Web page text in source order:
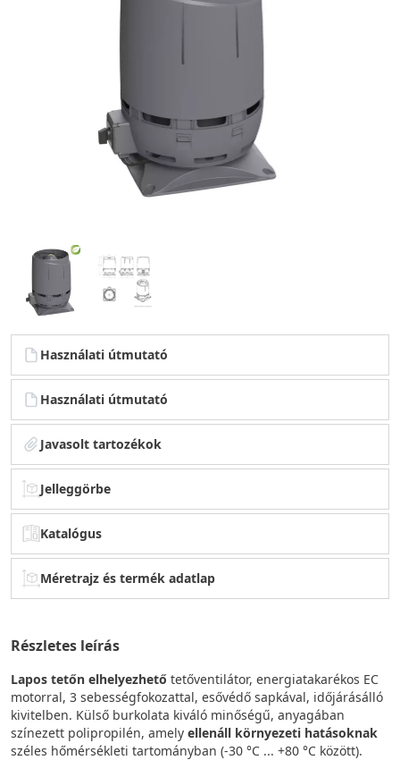
Használati útmutató
Használati útmutató
Javasolt tartozékok
Jelleggörbe
Katalógus
Méretrajz és termék adatlap
Részletes leírás
Lapos tetőn elhelyezhető tetőventilátor, energiatakarékos EC
motorral, 3 sebességfokozattal, esővédő sapkával, időjárásálló
kivitelben. Külső burkolata kiváló minőségű, anyagában
színezett polipropilén, amely ellenáll környezeti hatásoknak
széles hőmérsékleti tartományban (-30 °C ... +80 °C között).